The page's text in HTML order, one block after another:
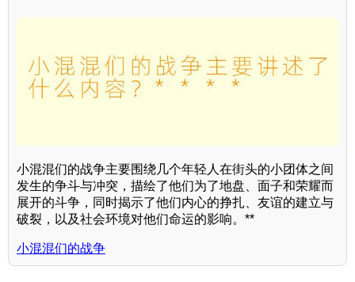
小混混们的战争主要围绕几个年轻人在街头的小团体之间
发生的争斗与冲突，描绘了他们为了地盘、面子和荣耀而
展开的斗争，同时揭示了他们内心的挣扎、友谊的建立与
破裂，以及社会环境对他们命运的影响。**
小混混们的战争